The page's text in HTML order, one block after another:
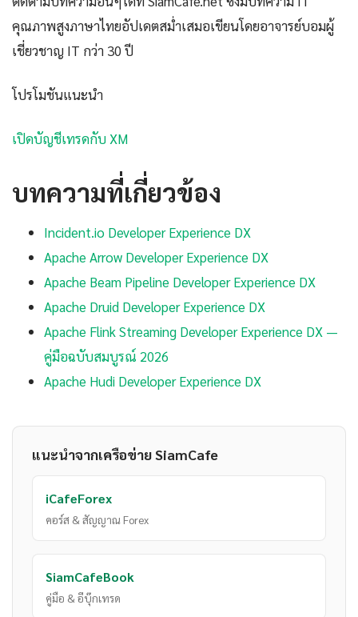
คุณภาพสูงภาษาไทยอัปเดตสม่ำเสมอเขียนโดยอาจารย์บอมผู้
เชี่ยวชาญ IT กว่า 30 ปี
โปรโมชันแนะนำ
เปิดบัญชีเทรดกับ XM
บทความที่เกี่ยวข้อง
Incident.io Developer Experience DX
Apache Arrow Developer Experience DX
Apache Beam Pipeline Developer Experience DX
Apache Druid Developer Experience DX
Apache Flink Streaming Developer Experience DX —
คู่มือฉบับสมบูรณ์ 2026
Apache Hudi Developer Experience DX
แนะนำจากเครือข่าย SiamCafe
iCafeForex
คอร์ส & สัญญาณ Forex
SiamCafeBook
คู่มือ & อีบุ๊กเทรด